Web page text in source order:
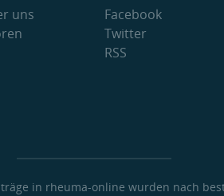
uns
Facebook
Twitter
RSS
in rheuma-online wurden nach